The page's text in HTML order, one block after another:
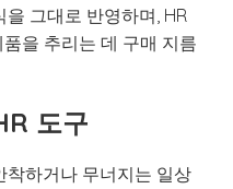
그대로 반영하며, HR
을 추리는 데 구매 지름
도구
착하거나 무너지는 일상